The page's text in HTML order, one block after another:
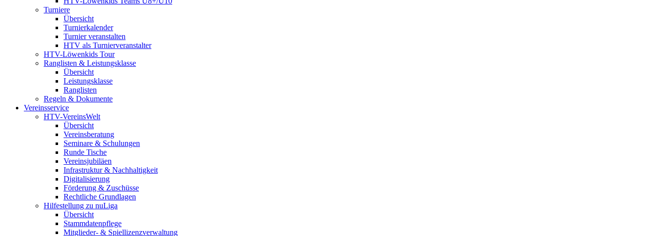
Turniere
Übersicht
Turnierkalender
Turnier veranstalten
HTV als Turnierveranstalter
HTV-Löwenkids Tour
Ranglisten & Leistungsklasse
Übersicht
Leistungsklasse
Ranglisten
Regeln & Dokumente
Vereinsservice
HTV-VereinsWelt
Übersicht
Vereinsberatung
Seminare & Schulungen
Runde Tische
Vereinsjubiläen
Infrastruktur & Nachhaltigkeit
Digitalisierung
Förderung & Zuschüsse
Rechtliche Grundlagen
Hilfestellung zu nuLiga
Übersicht
Stammdatenpflege
Mitglieder- & Spiellizenzverwaltung